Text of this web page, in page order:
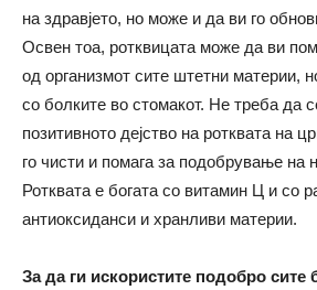
на здравјето, но може и да ви го
Освен тоа, ротквицата може да ви
од организмот сите штетни материи,
со болките во стомакот. Не треба да
позитивното дејство на ротквата на
го чисти и помага за подобрување на
Ротквата е богата со витамин Ц и со
антиоксиданси и хранливи материи.
За да ги искористите подобро сите